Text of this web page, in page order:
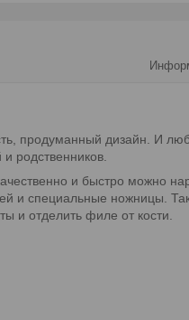
продуманный дизайн. И
родственников.
и быстро можно
и специальные ножницы.
и отделить филе от кости.